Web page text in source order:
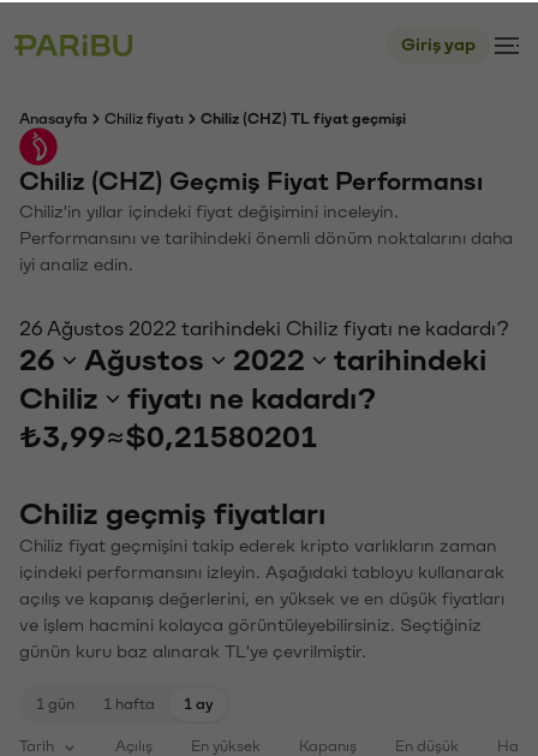
Giriş yap
Anasayfa Chiliz fiyatı Chiliz (CHZ) TL fiyat geçmişi
Chiliz (CHZ) Geçmiş Fiyat Performansı
Chiliz'in yıllar içindeki fiyat değişimini inceleyin.
Performansını ve tarihindeki önemli dönüm noktalarını daha
iyi analiz edin.
26 Ağustos 2022 tarihindeki Chiliz fiyatı ne kadardı?
26 Ağustos 2022
tarihindeki
Chiliz
fiyatı ne kadardı?
₺3,99≈$0,21580201
Chiliz geçmiş fiyatları
Chiliz fiyat geçmişini takip ederek kripto varlıkların zaman
içindeki performansını izleyin. Aşağıdaki tabloyu kullanarak
açılış ve kapanış değerlerini, en yüksek ve en düşük fiyatları
ve işlem hacmini kolayca görüntüleyebilirsiniz. Seçtiğiniz
günün kuru baz alınarak TL'ye çevrilmiştir.
1 gün 1 hafta 1 ay
Tarih Açılış En yüksek Kapanış En düşük